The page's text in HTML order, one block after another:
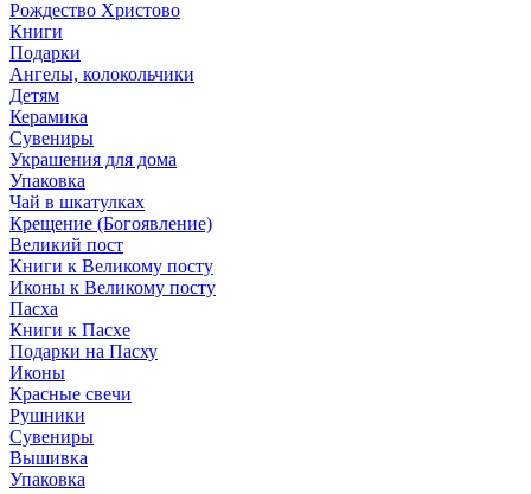
Рождество Христово
Книги
Подарки
Ангелы, колокольчики
Детям
Керамика
Сувениры
Украшения для дома
Упаковка
Чай в шкатулках
Крещение (Богоявление)
Великий пост
Книги к Великому посту
Иконы к Великому посту
Пасха
Книги к Пасхе
Подарки на Пасху
Иконы
Красные свечи
Рушники
Сувениры
Вышивка
Упаковка